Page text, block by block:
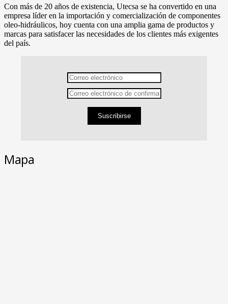
Con más de 20 años de existencia, Utecsa se ha convertido en una
empresa líder en la importación y comercialización de componentes
oleo-hidráulicos, hoy cuenta con una amplia gama de productos y
marcas para satisfacer las necesidades de los clientes más exigentes
del país.
Suscribirse
Mapa